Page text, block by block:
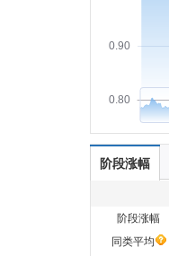
0.80
0.90
阶段涨幅
阶段涨幅
同类平均